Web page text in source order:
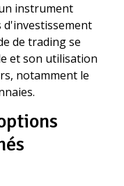
instrument
de trading se
et son utilisation
notamment le